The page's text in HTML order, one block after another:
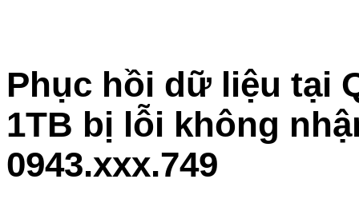
Phục hồi dữ liệu tại
1TB bị lỗi không
0943.xxx.749